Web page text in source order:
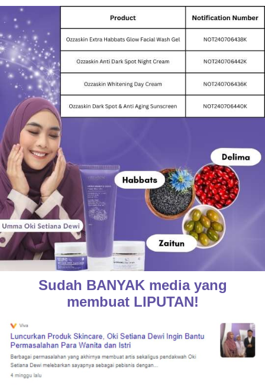
Sudah BANYAK media yang
membuat LIPUTAN!